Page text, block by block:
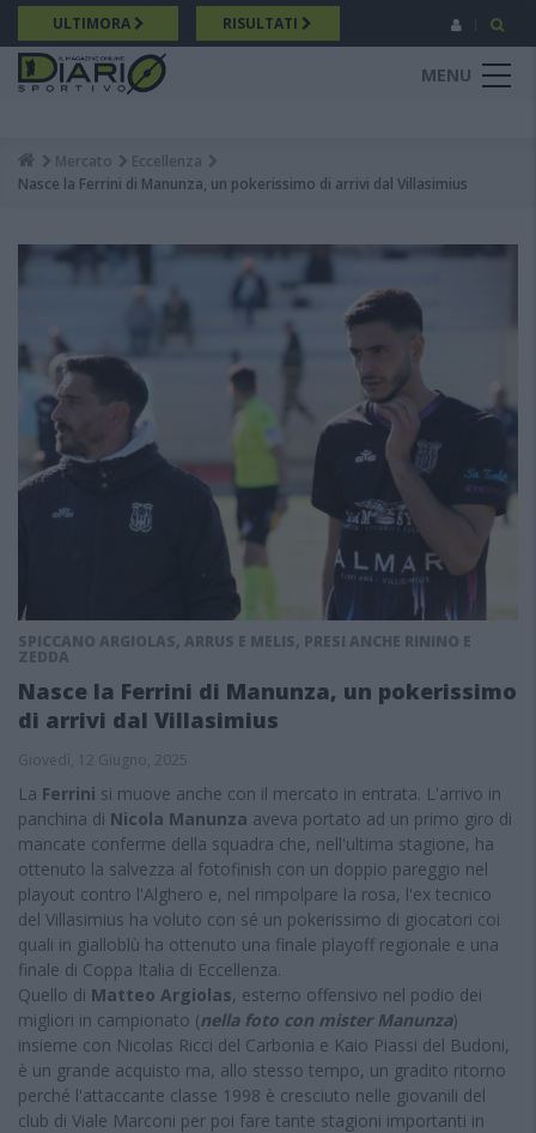
Salta
al
contenuto
principale
ULTIMORA RISULTATI
MENU
Breadcrumb
Mercato
Eccellenza
Nasce la Ferrini di Manunza, un pokerissimo di arrivi dal Villasimius
SPICCANO ARGIOLAS, ARRUS E MELIS, PRESI ANCHE RININO E
ZEDDA
Nasce la Ferrini di Manunza, un pokerissimo
di arrivi dal Villasimius
Giovedì, 12 Giugno, 2025
La Ferrini si muove anche con il mercato in entrata. L'arrivo in
panchina di Nicola Manunza aveva portato ad un primo giro di
mancate conferme della squadra che, nell'ultima stagione, ha
ottenuto la salvezza al fotofinish con un doppio pareggio nel
playout contro l'Alghero e, nel rimpolpare la rosa, l'ex tecnico
del Villasimius ha voluto con sé un pokerissimo di giocatori coi
quali in gialloblù ha ottenuto una finale playoff regionale e una
finale di Coppa Italia di Eccellenza.
Quello di Matteo Argiolas, esterno offensivo nel podio dei
migliori in campionato (nella foto con mister Manunza)
insieme con Nicolas Ricci del Carbonia e Kaio Piassi del Budoni,
è un grande acquisto ma, allo stesso tempo, un gradito ritorno
perché l'attaccante classe 1998 è cresciuto nelle giovanili del
club di Viale Marconi per poi fare tante stagioni importanti in